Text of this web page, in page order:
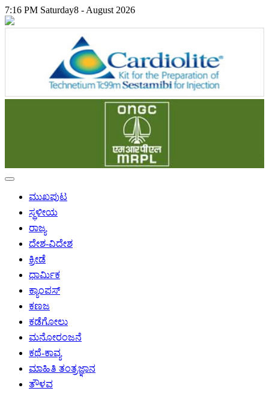
7:16 PM Saturday8 - August 2026
ಮುಖಪುಟ
ಸ್ಥಳೀಯ
ರಾಜ್ಯ
ದೇಶ-ವಿದೇಶ
ಕ್ರೀಡೆ
ಧಾರ್ಮಿಕ
ಕ್ಯಾಂಪಸ್
ಕಣಜ
ಕಡೆಗೋಲು
ಮನೋರಂಜನೆ
ಕಥೆ-ಕಾವ್ಯ
ಮಾಹಿತಿ ತಂತ್ರಜ್ಞಾನ
ತೌಳವ